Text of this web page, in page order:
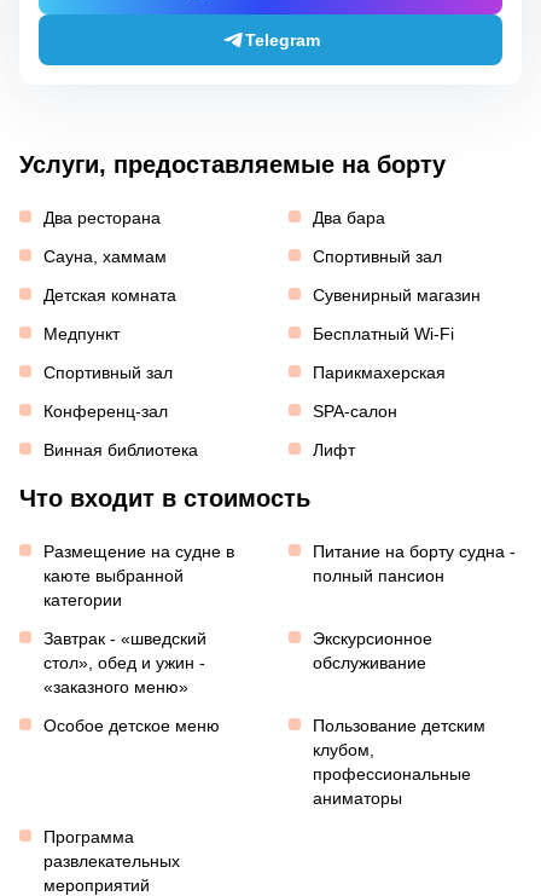
Telegram
Услуги, предоставляемые на борту
Два ресторана
Два бара
Сауна, хаммам
Спортивный зал
Детская комната
Сувенирный магазин
Медпункт
Бесплатный Wi-Fi
Спортивный зал
Парикмахерская
Конференц-зал
SPA-салон
Винная библиотека
Лифт
Что входит в стоимость
Размещение на судне в
каюте выбранной
категории
Питание на борту судна -
полный пансион
Завтрак - «шведский
стол», обед и ужин -
«заказного меню»
Экскурсионное
обслуживание
Особое детское меню
Пользование детским
клубом,
профессиональные
аниматоры
Программа
развлекательных
мероприятий